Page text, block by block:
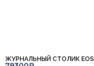
ЖУРНАЛЬНЫЙ СТОЛИК EOS